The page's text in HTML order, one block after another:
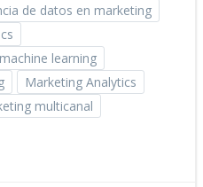
de datos en marketing
learning
Marketing Analytics
multicanal